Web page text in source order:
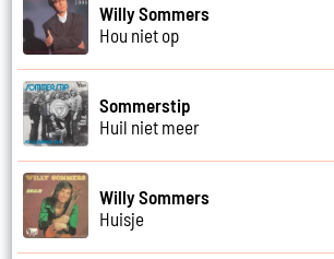
Willy Sommers
Hou niet op
Sommerstip
Huil niet meer
Willy Sommers
Huisje